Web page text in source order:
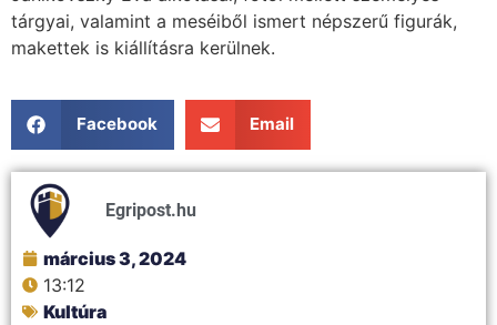
tárgyai, valamint a meséiből ismert népszerű figurák,
makettek is kiállításra kerülnek.
Facebook Email
Egripost.hu
március 3, 2024
13:12
Kultúra